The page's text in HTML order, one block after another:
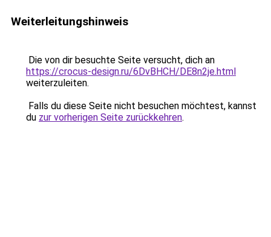
Weiterleitungshinweis
Die von dir besuchte Seite versucht, dich an
https://crocus-design.ru/6DvBHCH/DE8n2je.html
weiterzuleiten.
Falls du diese Seite nicht besuchen möchtest, kannst
du zur vorherigen Seite zurückkehren.